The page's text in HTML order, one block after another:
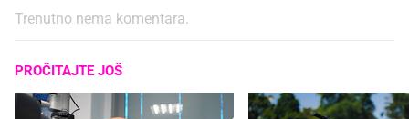
Trenutno nema komentara.
PROČITAJTE JOŠ